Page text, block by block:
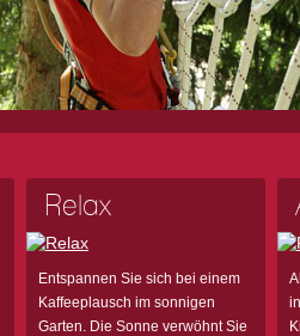
Relax
Entspannen Sie sich bei einem
Kaffeeplausch im sonnigen
Garten. Die Sonne verwöhnt Sie